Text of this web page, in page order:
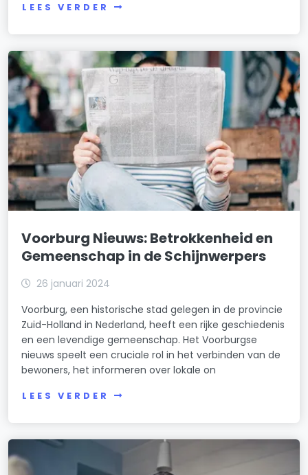
LEES VERDER
Voorburg Nieuws: Betrokkenheid en
Gemeenschap in de Schijnwerpers
26 januari 2024
Voorburg, een historische stad gelegen in de provincie
Zuid-Holland in Nederland, heeft een rijke geschiedenis
en een levendige gemeenschap. Het Voorburgse
nieuws speelt een cruciale rol in het verbinden van de
bewoners, het informeren over lokale on
LEES VERDER